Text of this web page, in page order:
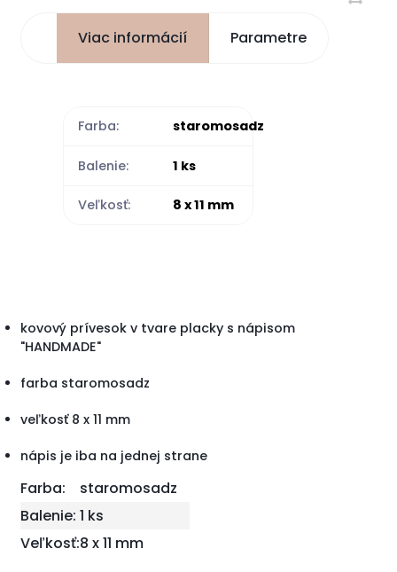
Viac informácií Parametre
kovový prívesok v tvare placky s nápisom
"HANDMADE"
farba staromosadz
veľkosť 8 x 11 mm
nápis je iba na jednej strane
Farba:
staromosadz
Balenie: 1 ks
Veľkosť:8 x 11 mm
Farba: staromosadz
Balenie: 1 ks
Veľkosť: 8 x 11 mm